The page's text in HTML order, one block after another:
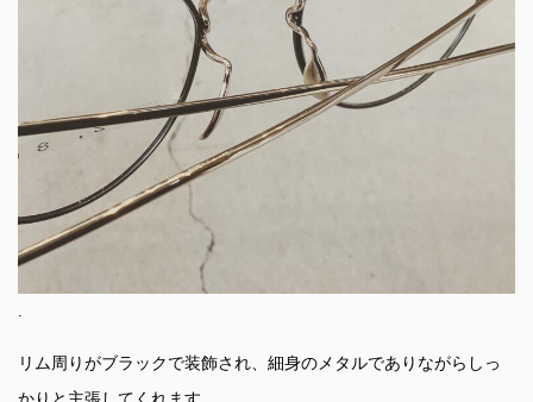
.
リム周りがブラックで装飾され、細身のメタルでありながらしっ